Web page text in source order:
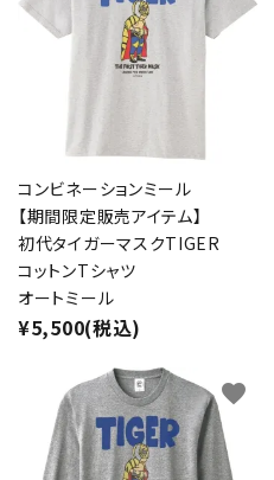
コンビネーションミール
【期間限定販売アイテム】
初代タイガーマスクTIGER
コットンTシャツ
オートミール
¥5,500(税込)
favorite